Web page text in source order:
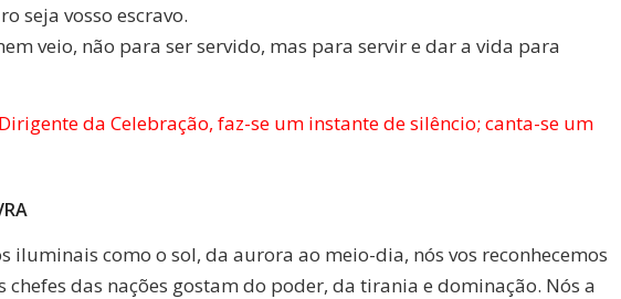
seja vosso escravo.
veio, não para ser servido, mas para servir e dar a vida para
da Celebração, faz-se um instante de silêncio; canta-se um
iluminais como o sol, da aurora ao meio-dia, nós vos reconhecemos
chefes das nações gostam do poder, da tirania e dominação. Nós a